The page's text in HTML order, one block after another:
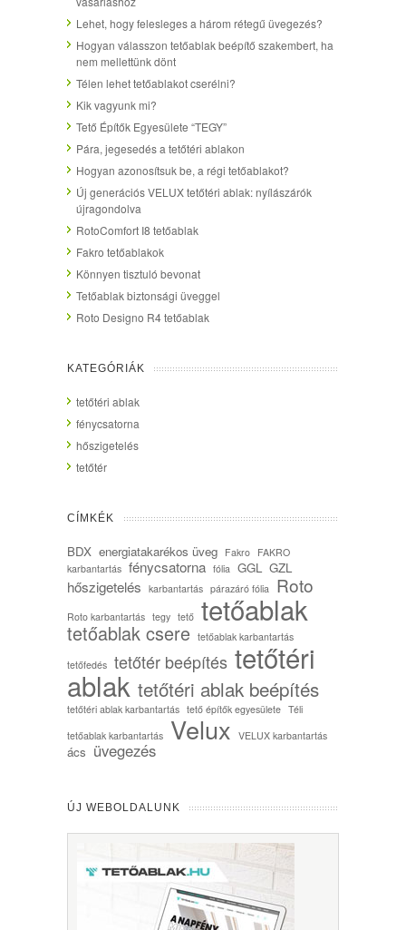
Lehet, hogy felesleges a három rétegű üvegezés?
Hogyan válasszon tetőablak beépítő szakembert, ha
nem mellettünk dönt
Télen lehet tetőablakot cserélni?
Kik vagyunk mi?
Tető Építők Egyesülete “TEGY”
Pára, jegesedés a tetőtéri ablakon
Hogyan azonosítsuk be, a régi tetőablakot?
Új generációs VELUX tetőtéri ablak: nyílászárók
újragondolva
RotoComfort I8 tetőablak
Fakro tetőablakok
Könnyen tisztuló bevonat
Tetőablak biztonsági üveggel
Roto Designo R4 tetőablak
KATEGÓRIÁK
tetőtéri ablak
fénycsatorna
hőszigetelés
tetőtér
CÍMKÉK
BDX energiatakarékos üveg Fakro FAKRO
karbantartás fénycsatorna fólia GGL GZL
hőszigetelés karbantartás párazáró fólia Roto
Roto karbantartás tegy tető tetőablak
tetőablak csere tetőablak karbantartás
tetőfedés tetőtér beépítés tetőtéri
ablak tetőtéri ablak beépítés
tetőtéri ablak karbantartás tető építők egyesülete Téli
tetőablak karbantartás Velux VELUX karbantartás
ács üvegezés
ÚJ WEBOLDALUNK